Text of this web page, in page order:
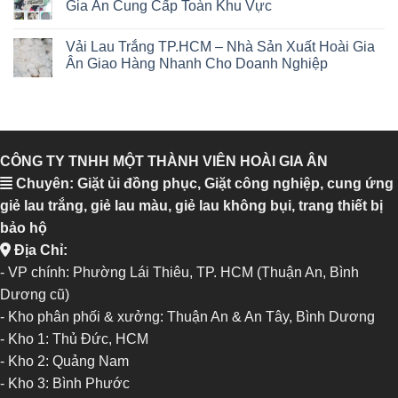
Gia Ân Cung Cấp Toàn Khu Vực
Vải Lau Trắng TP.HCM – Nhà Sản Xuất Hoài Gia
Ân Giao Hàng Nhanh Cho Doanh Nghiệp
CÔNG TY TNHH MỘT THÀNH VIÊN HOÀI GIA ÂN
Chuyên: Giặt ủi đồng phục, Giặt công nghiệp, cung ứng
giẻ lau trắng, giẻ lau màu, giẻ lau không bụi, trang thiết bị
bảo hộ
Địa Chỉ:
- VP chính: Phường Lái Thiêu, TP. HCM (Thuận An, Bình
Dương cũ)
- Kho phân phối & xưởng: Thuận An & An Tây, Bình Dương
- Kho 1: Thủ Đức, HCM
- Kho 2: Quảng Nam
- Kho 3: Bình Phước